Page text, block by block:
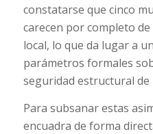
constatarse que cinco
carecen por completo
local, lo que da lugar a
parámetros formales
seguridad estructural de
Para subsanar estas
encuadra de forma